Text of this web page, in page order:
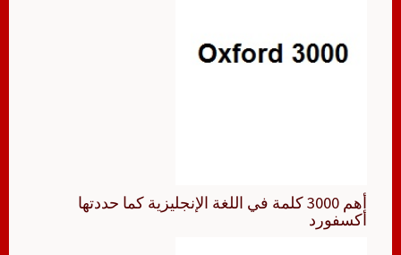
أهم 3000 كلمة في اللغة الإنجليزية كما حددتها
أكسفورد